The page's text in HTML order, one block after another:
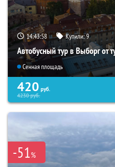
14:43:57 Купили:9
Автобусный тур в Выборг от
Сенная площадь
420 руб.
4230руб.
-51%